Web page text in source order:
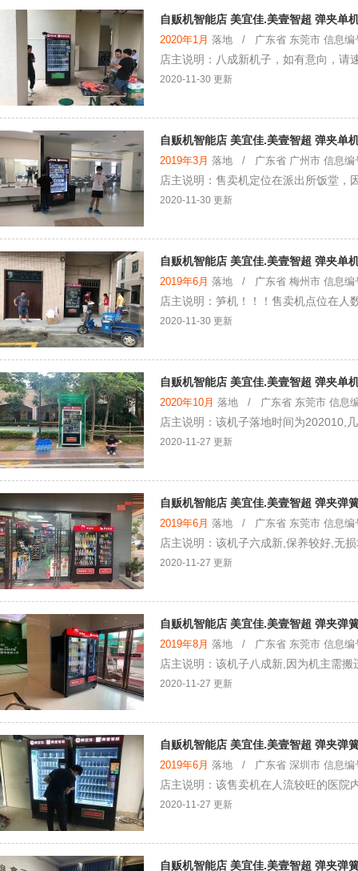
自贩机智能店 美宜佳.美壹智超 弹夹单
2020年1月 落地 / 广东省 东莞市 信息编
店主说明：八成新机子，如有意向，请
2020-11-30 更新
自贩机智能店 美宜佳.美壹智超 弹夹单
2019年3月 落地 / 广东省 广州市 信息编
店主说明：售卖机定位在派出所饭堂，
2020-11-30 更新
自贩机智能店 美宜佳.美壹智超 弹夹单
2019年6月 落地 / 广东省 梅州市 信息编
店主说明：笋机！！！售卖机点位在人
2020-11-30 更新
自贩机智能店 美宜佳.美壹智超 弹夹单
2020年10月 落地 / 广东省 东莞市 信息编
店主说明：该机子落地时间为202010,
2020-11-27 更新
自贩机智能店 美宜佳.美壹智超 弹夹弹
2019年6月 落地 / 广东省 东莞市 信息编
店主说明：该机子六成新,保养较好,无
2020-11-27 更新
自贩机智能店 美宜佳.美壹智超 弹夹弹
2019年8月 落地 / 广东省 东莞市 信息编
店主说明：该机子八成新,因为机主需
2020-11-27 更新
自贩机智能店 美宜佳.美壹智超 弹夹弹
2019年6月 落地 / 广东省 深圳市 信息编
店主说明：该售卖机在人流较旺的医院
2020-11-27 更新
自贩机智能店 美宜佳.美壹智超 弹夹弹